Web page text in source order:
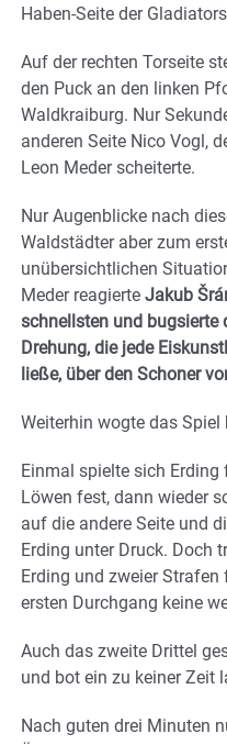
Haben-Seite der
Auf der rechten Torseite
den Puck an den linken
Waldkraiburg. Nur
anderen Seite Nico Vogl,
Leon Meder scheiterte.
Nur Augenblicke nach
Waldstädter aber zum
unübersichtlichen
Meder reagierte Jakub
schnellsten und bugsierte
Drehung, die jede
ließe, über den Schoner
Weiterhin wogte das Spiel
Einmal spielte sich
Löwen fest, dann wieder
auf die andere Seite und
Erding unter Druck. Doch
Erding und zweier
ersten Durchgang keine
Auch das zweite Drittel
und bot ein zu keiner Zeit
Nach guten drei Minuten